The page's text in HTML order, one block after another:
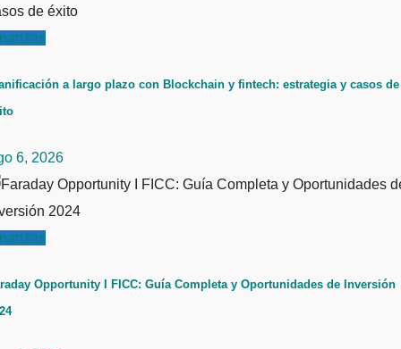
a largo plazo con Blockchain y fintech: estrategia y casos de
6, 2026
Opportunity I FICC: Guía Completa y Oportunidades de Inversión